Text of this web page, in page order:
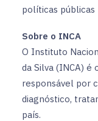
políticas públicas
Sobre o INCA
O Instituto
da Silva (INCA) é
responsável por
diagnóstico,
país.